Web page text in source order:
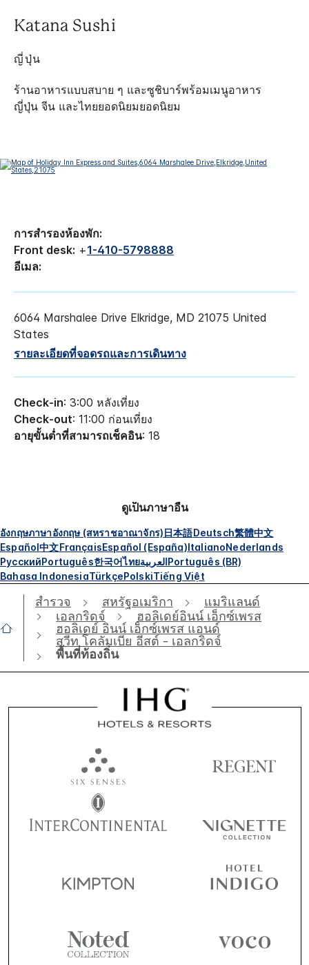
Katana Sushi
ญี่ปุ่น
ร้านอาหารแบบสบาย ๆ และซูชิบาร์พร้อมเมนูอาหาร
ญี่ปุ่น จีน และไทยยอดนิยมยอดนิยม
การสำรองห้องพัก:
Front desk: +1-410-5798888
อีเมล:
6064 Marshalee Drive Elkridge, MD 21075 United
States
รายละเอียดที่จอดรถและการเดินทาง
Check-in: 3:00 หลังเที่ยง
Check-out: 11:00 ก่อนเที่ยง
อายุขั้นต่ำที่สามารถเช็คอิน: 18
ดูเป็นภาษาอื่น
อังกฤษภาษาอังกฤษ (สหราชอาณาจักร)日本語Deutsch繁體中文
Español中文FrançaisEspañol (España)ItalianoNederlands
РусскийPortuguês한국어ไทยالعربيةPortuguês (BR)
Bahasa IndonesiaTürkçePolskiTiếng Việt
สำรวจ สหรัฐอเมริกา
แมริแลนด์
เอลกริดจ์
ฮอลิเดย์อินน์ เอ็กซ์เพรส
ฮอลิเดย์ อินน์ เอ็กซ์เพรส แอนด์
สวีท โคลัมเบีย อีสต์ - เอลกริดจ์
พื้นที่ท้องถิ่น